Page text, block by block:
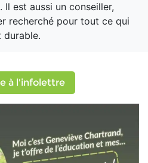
Il est aussi un conseiller,
recherché pour tout ce qui
durable.
à l'infolettre